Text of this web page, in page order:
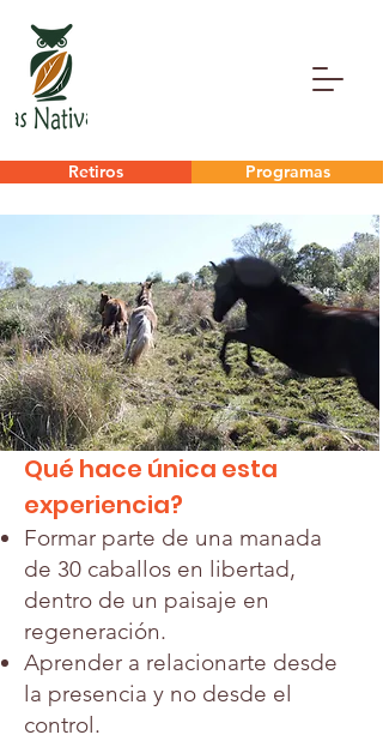
Retiros Programas
Qué hace única esta
experiencia?
Formar parte de una manada
de 30 caballos en libertad,
dentro de un paisaje en
regeneración.
Aprender a relacionarte desde
la presencia y no desde el
control.